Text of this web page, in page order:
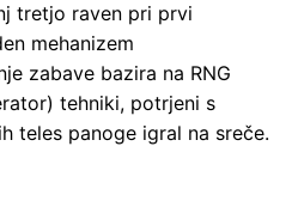
tretjo raven pri prvi
mehanizem
zabave bazira na RNG
tehniki, potrjeni s
teles panoge igral na sreče.